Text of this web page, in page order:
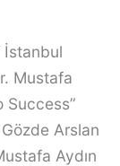
İstanbul
Mustafa
Success”
Arslan
Aydın